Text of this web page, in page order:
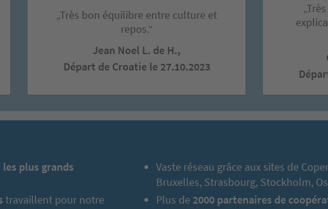
„Très bon équilibre entre culture et
repos.“
Jean Noel L. de H.,
Départ de Croatie le 27.10.2023
les plus grands
travaillent pour notre
Vaste réseau grâce aux sites de
Bruxelles, Strasbourg, Stockholm,
Plus de 2000 partenaires de